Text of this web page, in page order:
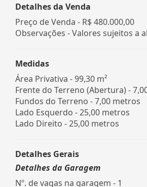
Detalhes da Venda
Preço de Venda - R$ 480.000,00
Observações - Valores sujeitos a
Medidas
Área Privativa - 99,30 m²
Frente do Terreno (Abertura) -
Fundos do Terreno - 7,00 metros
Lado Esquerdo - 25,00 metros
Lado Direito - 25,00 metros
Detalhes Gerais
Detalhes da Garagem
Nº. de vagas na garagem - 1